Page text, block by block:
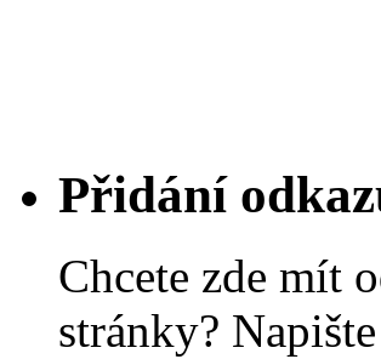
Přidání
Chcete zde mít
stránky?